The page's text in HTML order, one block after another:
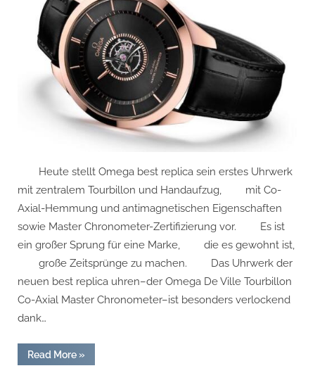
Ville
Tourbillon
Co-
Axial
Heute stellt Omega best replica sein erstes Uhrwerk
mit zentralem Tourbillon und Handaufzug, mit Co-
Axial-Hemmung und antimagnetischen Eigenschaften
sowie Master Chronometer-Zertifizierung vor. Es ist
ein großer Sprung für eine Marke, die es gewohnt ist,
große Zeitsprünge zu machen. Das Uhrwerk der
neuen best replica uhren–der Omega De Ville Tourbillon
Co-Axial Master Chronometer–ist besonders verlockend
dank…
Read More“Wir
stellen
»